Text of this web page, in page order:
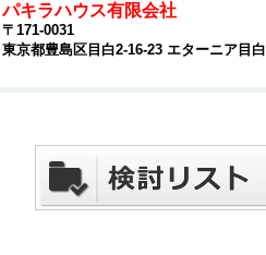
パキラハウス有限会社
〒171-0031
東京都豊島区目白2-16-23 エターニア目白